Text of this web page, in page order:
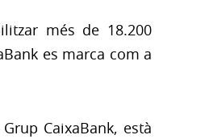
més de 18.200
es marca com a
CaixaBank, està